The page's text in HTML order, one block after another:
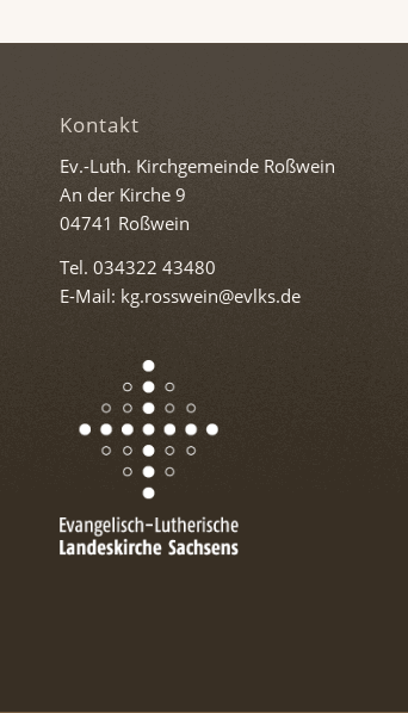
Kontakt
Ev.-Luth. Kirchgemeinde Roßwein
An der Kirche 9
04741 Roßwein
Tel. 034322 43480
E-Mail: kg.rosswein@evlks.de